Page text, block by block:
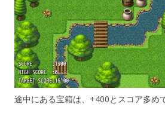
途中にある宝箱は、+400とスコア多め